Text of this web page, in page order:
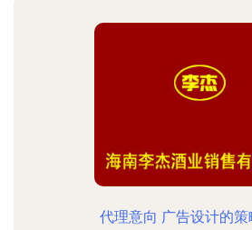
代理意向 广告设计的